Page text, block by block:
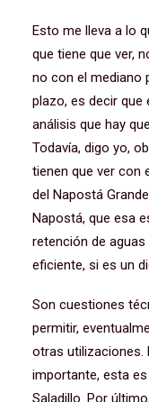
Esto me lleva a lo
que tiene que ver,
no con el mediano
plazo, es decir
análisis que hay
Todavía, digo yo,
tienen que ver con
del Napostá
Napostá, que esa
retención de aguas
eficiente, si es un
Son cuestiones
permitir,
otras utilizaciones.
importante, esta
Saladillo. Por